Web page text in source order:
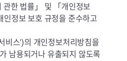
관한 법률」 및 「개인정보
인정보 보호 규정을 준수하고
비스')의 개인정보처리방침을
남용되거나 유출되지 않도록
문의하기
그인 · 가입